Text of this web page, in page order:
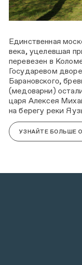
Единственная
века, уцелевшая
перевезен в
Государевом
Барановского,
(медоварни)
царя Алексея
на берегу реки
УЗНАЙТЕ БОЛЬШЕ